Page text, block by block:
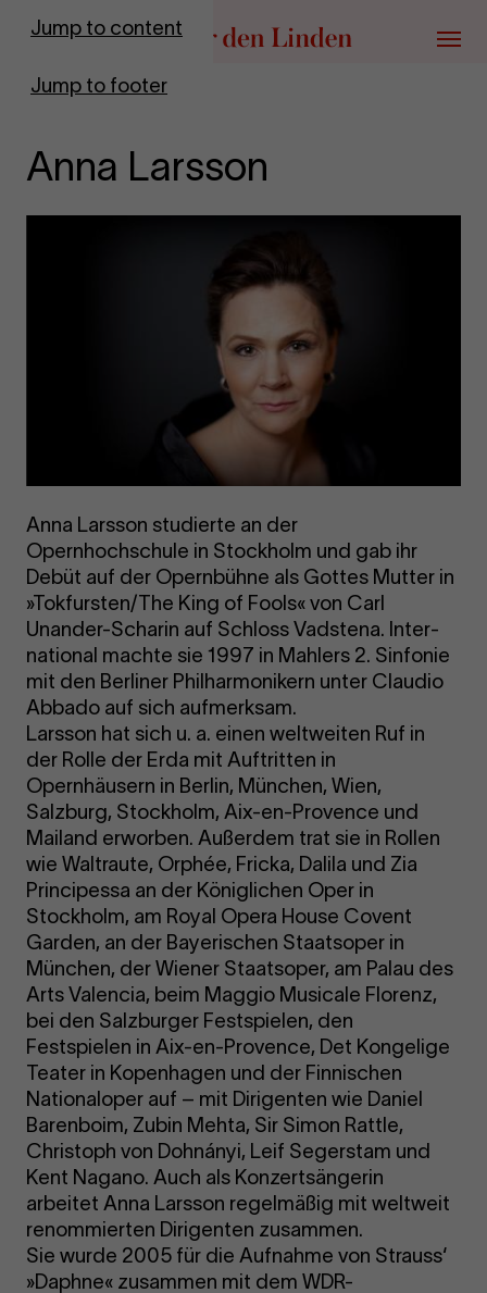
Jump to content
Jump to footer
Go to homepage
Menu
Anna Larsson
Anna Larsson studierte an der
Opernhochschule in Stockholm und gab ihr
Debüt auf der Opernbühne als Gottes Mutter in
»Tokfursten/The King of Fools« von Carl
Unander-Scharin auf Schloss Vadstena. Inter­
national machte sie 1997 in Mahlers 2. Sinfonie
mit den Berliner Philharmonikern unter Claudio
Abbado auf sich aufmerksam.
Larsson hat sich u. a. einen weltweiten Ruf in
der Rolle der Erda mit Auftritten in
Opernhäusern in Berlin, München, Wien,
Salzburg, Stockholm, Aix-en-Provence und
Mailand erworben. Außerdem trat sie in Rollen
wie Waltraute, Orphée, Fricka, Dalila und Zia
Principessa an der Königlichen Oper in
Stockholm, am Royal Opera House Covent
Garden, an der Bayerischen Staatsoper in
München, der Wiener Staatsoper, am Palau des
Arts Valencia, beim Maggio Musicale Florenz,
bei den Salzburger Festspielen, den
Festspielen in Aix-en-Provence, Det Kongelige
Teater in Kopenhagen und der Finnischen
Nationaloper auf – mit Dirigenten wie Daniel
Barenboim, Zubin Mehta, Sir Simon Rattle,
Christoph von Dohnányi, Leif Segerstam und
Kent Nagano. Auch als Konzertsängerin
arbeitet Anna Larsson regelmäßig mit weltweit
renommierten Dirigenten zusammen.
Sie wurde 2005 für die Aufnahme von Strauss‘
»Daphne« zusammen mit dem WDR-